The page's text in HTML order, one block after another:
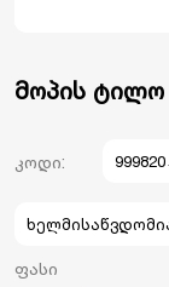
მოპის ტილო
კოდი:
ფასი